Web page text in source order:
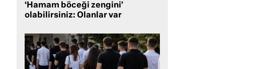
‘Hamam böceği zengini’
olabilirsiniz: Olanlar var